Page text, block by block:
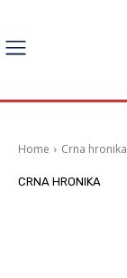
Home Crna hronika
CRNA HRONIKA